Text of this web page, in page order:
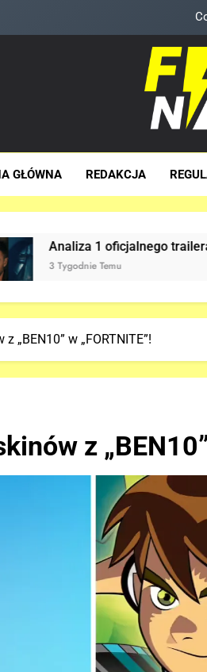
Flash News
Najszybsza Dawka Newsów W
GŁÓWNA REDAKCJA
1 oficjalnego trailera „AVENGERS:
Temu
„BEN10” w „FORTNITE”!
z